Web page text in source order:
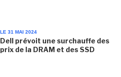
LE 31 MAI 2024
Dell prévoit une surchauffe des
prix de la DRAM et des SSD